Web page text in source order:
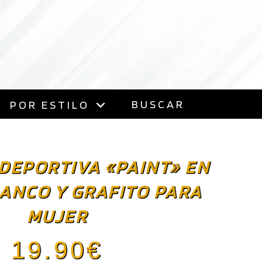
POR ESTILO BUSCAR
«PAINT» EN
Y GRAFITO PARA
MUJER
19.90€